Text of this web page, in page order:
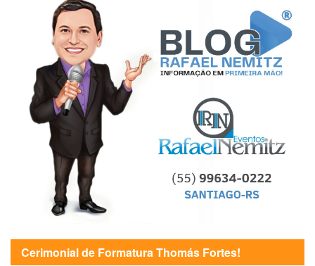
Cerimonial de Formatura Thomás Fortes!